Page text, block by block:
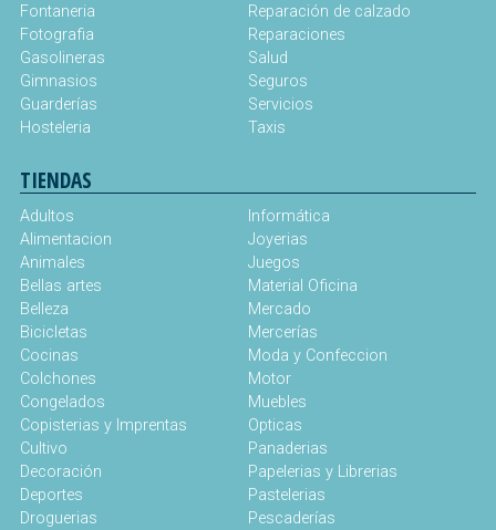
Fontaneria
Fotografia
Gasolineras
Gimnasios
Guarderías
Hosteleria
Reparación de calzado
Reparaciones
Salud
Seguros
Servicios
Taxis
TIENDAS
Adultos
Alimentacion
Animales
Bellas artes
Belleza
Bicicletas
Cocinas
Colchones
Congelados
Copisterias y Imprentas
Cultivo
Decoración
Deportes
Droguerias
Informática
Joyerias
Juegos
Material Oficina
Mercado
Mercerías
Moda y Confeccion
Motor
Muebles
Opticas
Panaderias
Papelerias y Librerias
Pastelerias
Pescaderías